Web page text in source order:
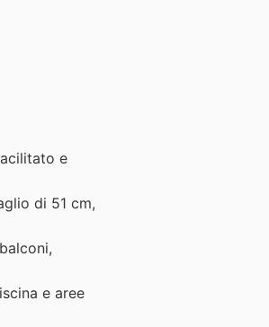
e
di 51 cm,
e aree